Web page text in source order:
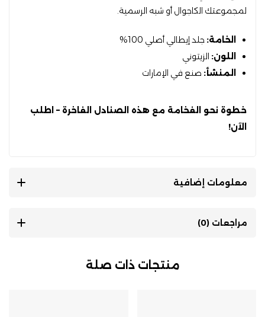
لمجموعتك الكاجوال أو شبه الرسمية.
الخامة: جلد إيطالي أصلي 100%
اللون: الزيتوني
المنشأ: صنع في الإمارات
خطوة نحو الفخامة مع هذه الصنادل الفاخرة – اطلب
الآن!
معلومات إضافية
مراجعات (0)
منتجات ذات صلة